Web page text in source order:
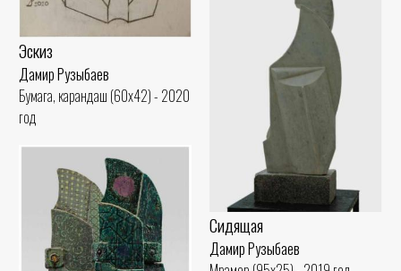
Эскиз
Дамир Рузыбаев
Бумага, карандаш (60x42) - 2020
год
Сидящая
Дамир Рузыбаев